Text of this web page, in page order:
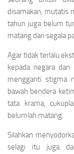
disamakan, mutatis
tahun juga belum
matang dari segala
Agar tidak terlalu
kepada negara
mengganti stigma
bawah bendera
tata krama,
belumlah matang.
Silahkan
selagi itu juga